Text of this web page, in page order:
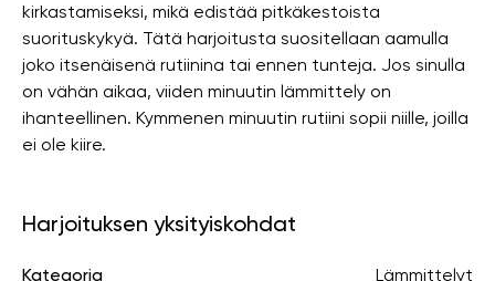
kirkastamiseksi, mikä edistää pitkäkestoista
suorituskykyä. Tätä harjoitusta suositellaan aamulla
joko itsenäisenä rutiinina tai ennen tunteja. Jos sinulla
on vähän aikaa, viiden minuutin lämmittely on
ihanteellinen. Kymmenen minuutin rutiini sopii niille, joilla
ei ole kiire.
Harjoituksen yksityiskohdat
Kategoria Lämmittelyt